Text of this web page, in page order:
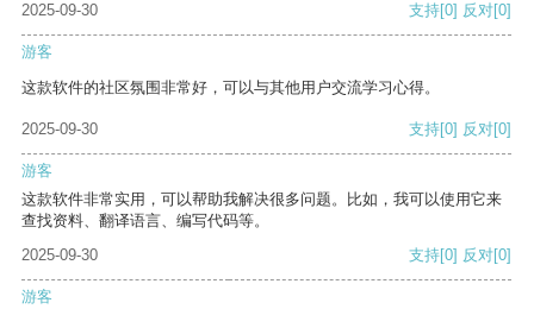
2025-09-30 支持[0] 反对[0]
游客
这款软件的社区氛围非常好，可以与其他用户交流学习心得。
2025-09-30 支持[0] 反对[0]
游客
这款软件非常实用，可以帮助我解决很多问题。比如，我可以使用它来
查找资料、翻译语言、编写代码等。
2025-09-30
支持[0] 反对[0]
游客